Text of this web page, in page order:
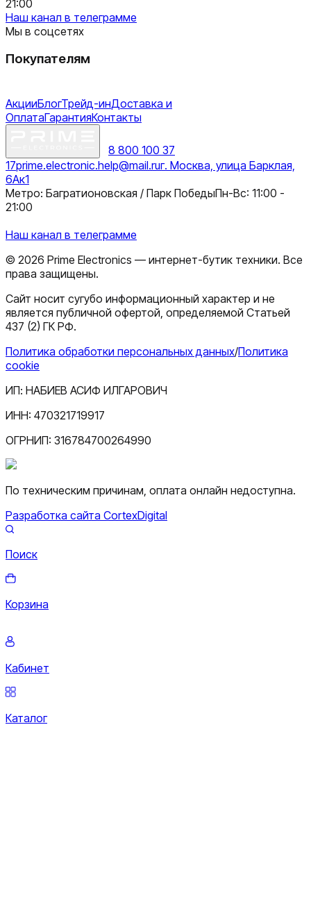
21:00
Наш канал в телеграмме
Мы в соцсетях
Покупателям
АкцииБлогТрейд-инДоставка и
ОплатаГарантияКонтакты
8 800 100 37
17prime.electronic.help@mail.ruг. Москва, улица Барклая,
6Ак1
Метро: Багратионовская / Парк ПобедыПн-Вс: 11:00 -
21:00
Наш канал в телеграмме
© 2026 Prime Electronics — интернет-бутик техники. Все
права защищены.
Сайт носит сугубо информационный характер и не
является публичной офертой, определяемой Статьей
437 (2) ГК РФ.
Политика обработки персональных данных/Политика
cookie
ИП: НАБИЕВ АСИФ ИЛГАРОВИЧ
ИНН: 470321719917
ОГРНИП: 316784700264990
По техническим причинам, оплата онлайн недоступна.
Разработка сайта CortexDigital
Поиск
Корзина
Кабинет
Каталог